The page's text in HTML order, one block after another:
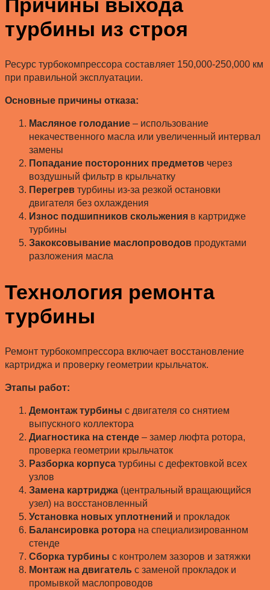
Причины выхода
турбины из строя
Ресурс турбокомпрессора составляет 150,000-250,000 км
при правильной эксплуатации.
Основные причины отказа:
Масляное голодание – использование
некачественного масла или увеличенный интервал
замены
Попадание посторонних предметов через
воздушный фильтр в крыльчатку
Перегрев турбины из-за резкой остановки
двигателя без охлаждения
Износ подшипников скольжения в картридже
турбины
Закоксовывание маслопроводов продуктами
разложения масла
Технология ремонта
турбины
Ремонт турбокомпрессора включает восстановление
картриджа и проверку геометрии крыльчаток.
Этапы работ:
Демонтаж турбины с двигателя со снятием
выпускного коллектора
Диагностика на стенде – замер люфта ротора,
проверка геометрии крыльчаток
Разборка корпуса турбины с дефектовкой всех
узлов
Замена картриджа (центральный вращающийся
узел) на восстановленный
Установка новых уплотнений и прокладок
Балансировка ротора на специализированном
стенде
Сборка турбины с контролем зазоров и затяжки
Монтаж на двигатель с заменой прокладок и
промывкой маслопроводов